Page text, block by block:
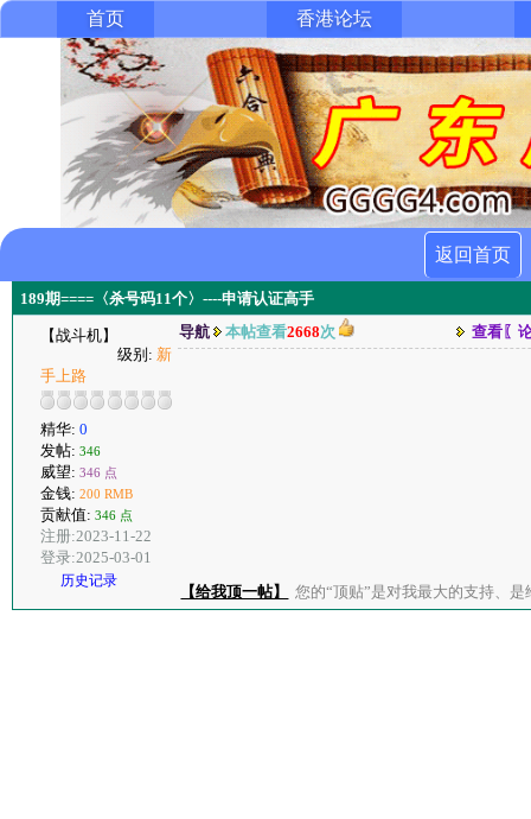
首页 香港论坛
返回首页
189期====〈杀号码11个〉----申请认证高手
【战斗机】
级别: 新
手上路
精华: 0
发帖: 346
威望: 346 点
金钱: 200 RMB
贡献值: 346 点
注册:2023-11-22
登录:2025-03-01
历史记录
导航 本帖查看2668次 查看〖
【给我顶一帖】 您的“顶贴”是对我最大的支持、